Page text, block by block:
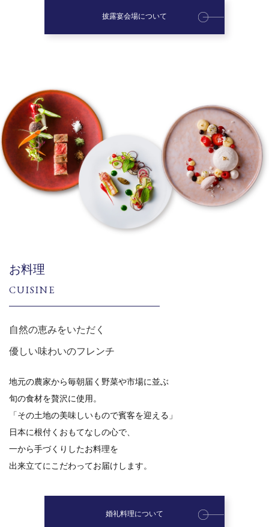
披露宴会場について
お料理
CUISINE
自然の恵みをいただく
優しい味わいのフレンチ
地元の農家から毎朝届く野菜や市場に並ぶ
旬の食材を贅沢に使用。
「その土地の美味しいもので賓客を迎える」
日本に根付くおもてなしの心で、
一から手づくりしたお料理を
出来立てにこだわってお届けします。
婚礼料理について